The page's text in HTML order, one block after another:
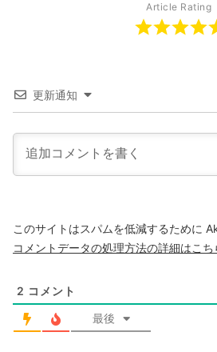
Article Rating
更新通知
このサイトはスパムを低減するために
コメントデータの処理方法の詳細はこ
2 コメント
最後